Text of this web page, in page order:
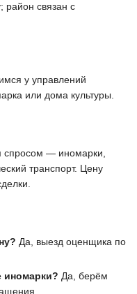
район связан с
у управлений
или дома культуры.
спросом — иномарки,
транспорт. Цену
Да, выезд оценщика по
иномарки? Да, берём